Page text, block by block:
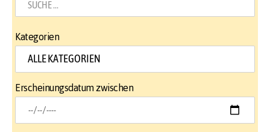
Kategorien
Erscheinungsdatum zwischen